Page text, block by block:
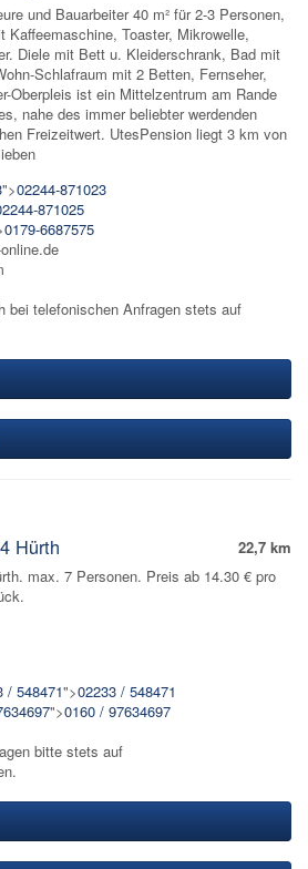
und Bauarbeiter 40 m² für 2-3 Personen,
Kaffeemaschine, Toaster, Mikrowelle,
Diele mit Bett u. Kleiderschrank, Bad mit
Schlafraum mit 2 Betten, Fernseher,
Oberpleis ist ein Mittelzentrum am Rande
nahe des immer beliebter werdenden
Freizeitwert. UtesPension liegt 3 km von
">02244-871023
871025
0179-6687575
bei telefonischen Anfragen stets auf
22,7 km
Hürth
max. 7 Personen. Preis ab 14.30 € pro
/ 548471">02233 / 548471
">0160 / 97634697
bitte stets auf